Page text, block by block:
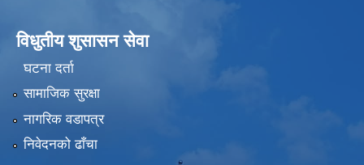
विधुतीय शुसासन सेवा
घटना दर्ता
सामाजिक सुरक्षा
नागरिक वडापत्र
निवेदनको ढाँचा